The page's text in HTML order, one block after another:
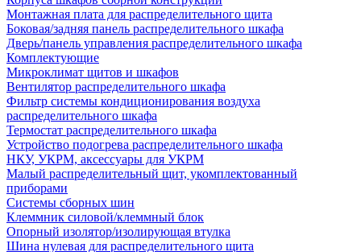
Монтажная плата для распределительного щита
Боковая/задняя панель распределительного шкафа
Дверь/панель управления распределительного шкафа
Комплектующие
Микроклимат щитов и шкафов
Вентилятор распределительного шкафа
Фильтр системы кондиционирования воздуха
распределительного шкафа
Термостат распределительного шкафа
Устройство подогрева распределительного шкафа
НКУ, УКРМ, аксессуары для УКРМ
Малый распределительный щит, укомплектованный
приборами
Системы сборных шин
Клеммник силовой/клеммный блок
Опорный изолятор/изолирующая втулка
Шина нулевая для распределительного щита